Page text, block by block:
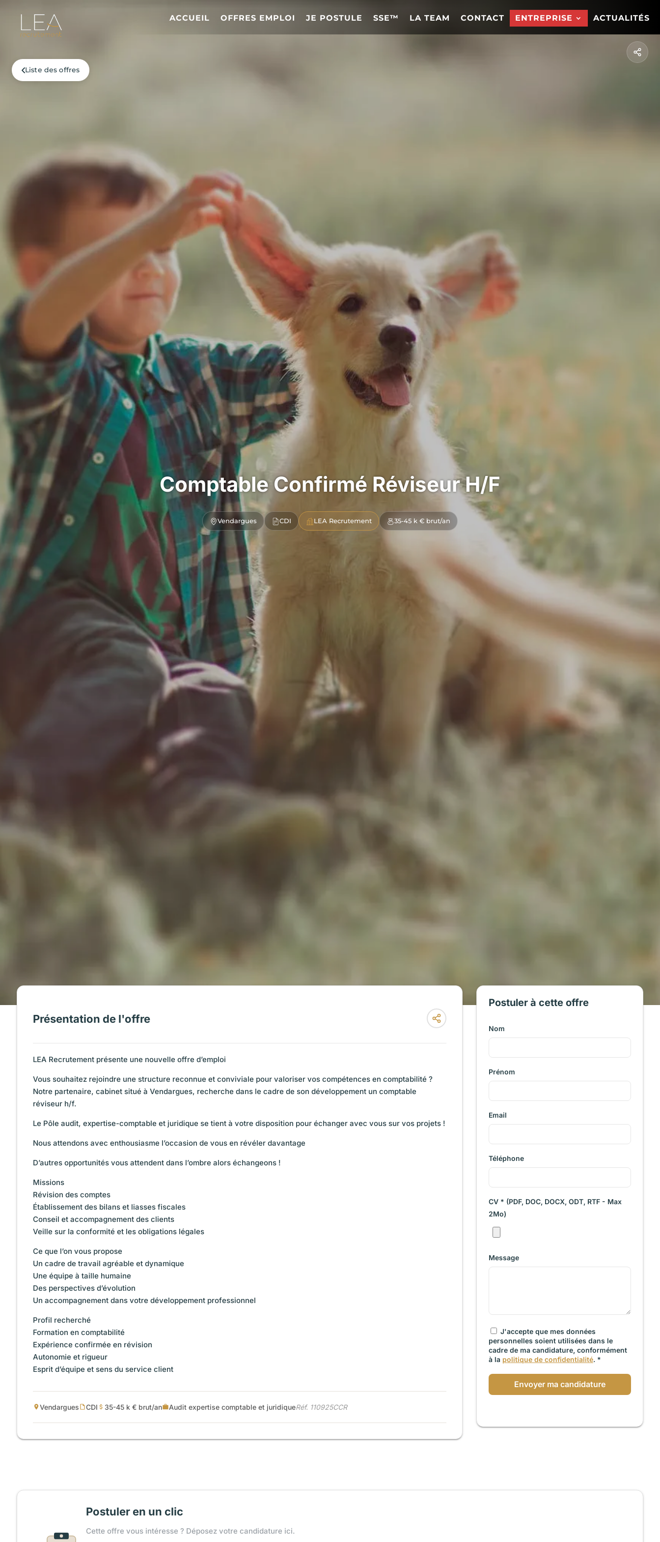
ACCUEIL OFFRES EMPLOI JE POSTULE SSE™ LA TEAM CONTACT ENTREPRISE ACTUALITÉS
Liste des offres
Comptable Confirmé Réviseur H/F
Vendargues CDI LEA Recrutement 35-45 k € brut/an
Présentation de l'offre
LEA Recrutement présente une nouvelle offre d’emploi
Vous souhaitez rejoindre une structure reconnue et conviviale pour valoriser vos compétences en comptabilité ?
Notre partenaire, cabinet situé à Vendargues, recherche dans le cadre de son développement un comptable
réviseur h/f.
Le Pôle audit, expertise-comptable et juridique se tient à votre disposition pour échanger avec vous sur vos projets !
Nous attendons avec enthousiasme l’occasion de vous en révéler davantage
D’autres opportunités vous attendent dans l’ombre alors échangeons !
Missions
Révision des comptes
Établissement des bilans et liasses fiscales
Conseil et accompagnement des clients
Veille sur la conformité et les obligations légales
Ce que l’on vous propose
Un cadre de travail agréable et dynamique
Une équipe à taille humaine
Des perspectives d’évolution
Un accompagnement dans votre développement professionnel
Profil recherché
Formation en comptabilité
Expérience confirmée en révision
Autonomie et rigueur
Esprit d’équipe et sens du service client
Vendargues CDI 35-45 k € brut/an Audit expertise comptable et juridiqueRéf. 110925CCR
Postuler à cette offre
Nom
Prénom
Email
Téléphone
CV * (PDF, DOC, DOCX, ODT, RTF - Max
2Mo)
Message
J'accepte que mes données
personnelles soient utilisées dans le
cadre de ma candidature, conformément
à la politique de confidentialité. *
Envoyer ma candidature
Postuler en un clic
Cette offre vous intéresse ? Déposez votre candidature ici.